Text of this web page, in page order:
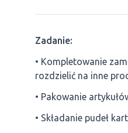
Zadanie:
• Kompletowanie
rozdzielić na inne
• Pakowanie
• Składanie pudeł